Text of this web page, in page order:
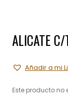
ALICATE
Añadir a mi
Este producto